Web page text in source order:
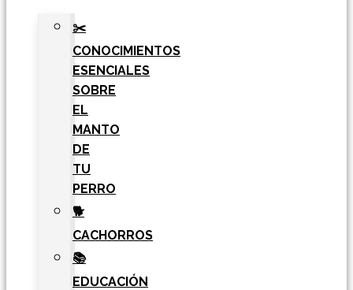
✂️
CONOCIMIENTOS
ESENCIALES
SOBRE
EL
MANTO
DE
TU
PERRO
🐕
CACHORROS
📚
EDUCACIÓN